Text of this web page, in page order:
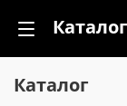
Каталог
Каталог